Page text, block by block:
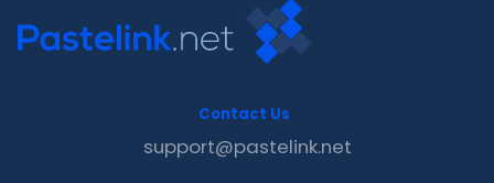
Contact Us
support@pastelink.net